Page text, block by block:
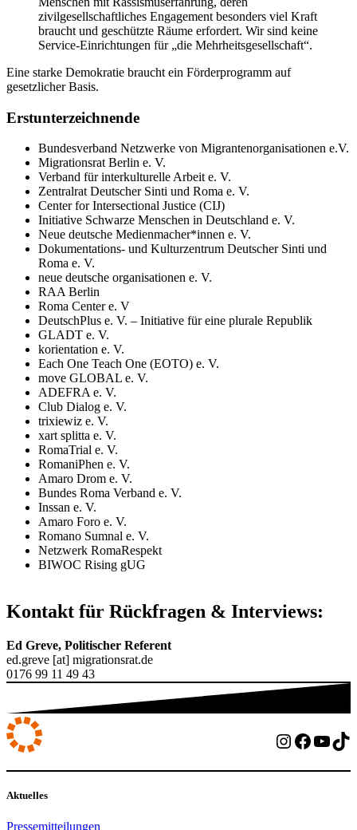
zivilgesellschaftliches Engagement besonders viel Kraft
braucht und geschützte Räume erfordert. Wir sind keine
Service-Einrichtungen für „die Mehrheitsgesellschaft“.
Eine starke Demokratie braucht ein Förderprogramm auf
gesetzlicher Basis.
Erstunterzeichnende
Bundesverband Netzwerke von Migrantenorganisationen e.V.
Migrationsrat Berlin e. V.
Verband für interkulturelle Arbeit e. V.
Zentralrat Deutscher Sinti und Roma e. V.
Center for Intersectional Justice (CIJ)
Initiative Schwarze Menschen in Deutschland e. V.
Neue deutsche Medienmacher*innen e. V.
Dokumentations- und Kulturzentrum Deutscher Sinti und
Roma e. V.
neue deutsche organisationen e. V.
RAA Berlin
Roma Center e. V
DeutschPlus e. V. – Initiative für eine plurale Republik
GLADT e. V.
korientation e. V.
Each One Teach One (EOTO) e. V.
move GLOBAL e. V.
ADEFRA e. V.
Club Dialog e. V.
trixiewiz e. V.
xart splitta e. V.
RomaTrial e. V.
RomaniPhen e. V.
Amaro Drom e. V.
Bundes Roma Verband e. V.
Inssan e. V.
Amaro Foro e. V.
Romano Sumnal e. V.
Netzwerk RomaRespekt
BIWOC Rising gUG
Kontakt für Rückfragen & Interviews:
Ed Greve, Politischer Referent
ed.greve [at] migrationsrat.de
0176 99 11 49 43
Instagram
Aktuelles
Pressemitteilungen